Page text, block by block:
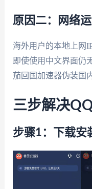
原因二：网络
海外用户的本地上网
即使使用中文界面仍
茄回国加速器伪装国内
三步解决
步骤1：下载安